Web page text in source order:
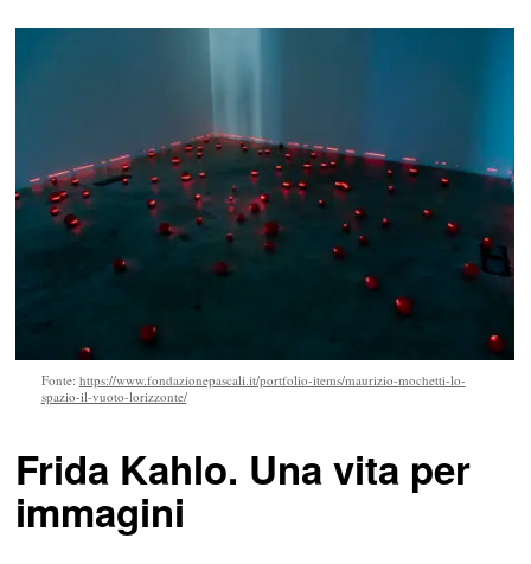
Fonte: https://www.fondazionepascali.it/portfolio-items/maurizio-mochetti-lo-
spazio-il-vuoto-lorizzonte/
Frida Kahlo. Una vita per
immagini